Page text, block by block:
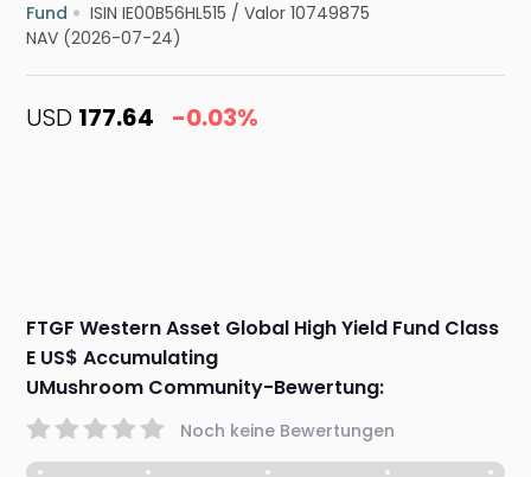
Fund ISIN IE00B56HL515 /Valor 10749875
NAV (2026-07-24)
USD 177.64 -0.03%
FTGF Western Asset Global High Yield Fund Class
E US$ Accumulating
UMushroom Community-Bewertung:
Noch keine Bewertungen